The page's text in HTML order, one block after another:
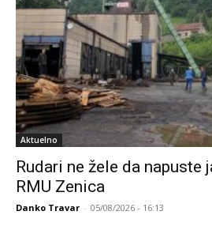
Aktuelno
Rudari ne žele da napuste
RMU Zenica
Danko Travar - 05/08/2026 - 16:13